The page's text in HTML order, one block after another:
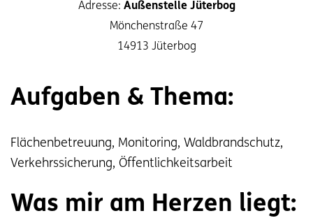
Adresse: Außenstelle Jüterbog
Mönchenstraße 47
14913 Jüterbog
Aufgaben & Thema:
Flächenbetreuung, Monitoring, Waldbrandschutz,
Verkehrssicherung, Öffentlichkeitsarbeit
Was mir am Herzen liegt: